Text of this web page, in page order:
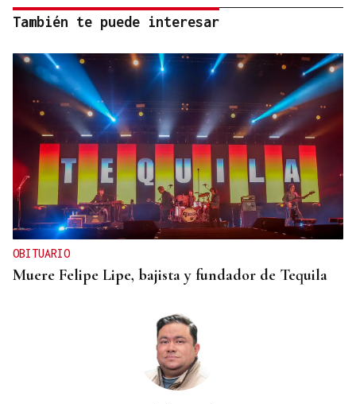
También te puede interesar
OBITUARIO
Muere Felipe Lipe, bajista y fundador de Tequila